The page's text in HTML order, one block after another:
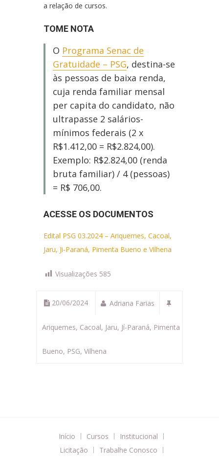
a relação de cursos.
TOME NOTA
O Programa Senac de
Gratuidade – PSG, destina-se
às pessoas de baixa renda,
cuja renda familiar mensal
per capita do candidato, não
ultrapasse 2 salários-
mínimos federais (2 x
R$1.412,00 = R$2.824,00).
Exemplo: R$2.824,00 (renda
bruta familiar) / 4 (pessoas)
= R$ 706,00.
ACESSE OS DOCUMENTOS
Edital PSG 03.2024 – Ariquemes, Cacoal,
Jaru, Ji-Paraná, Pimenta Bueno e Vilhena
Visualizações 585
20/06/2024 Adriana Farias
Ariquemes, Cacoal, Jaru, Jí-Paraná, Pimenta
Bueno, PSG, Vilhena
Início Cursos
Institucional
Licitação
Trabalhe Conosco